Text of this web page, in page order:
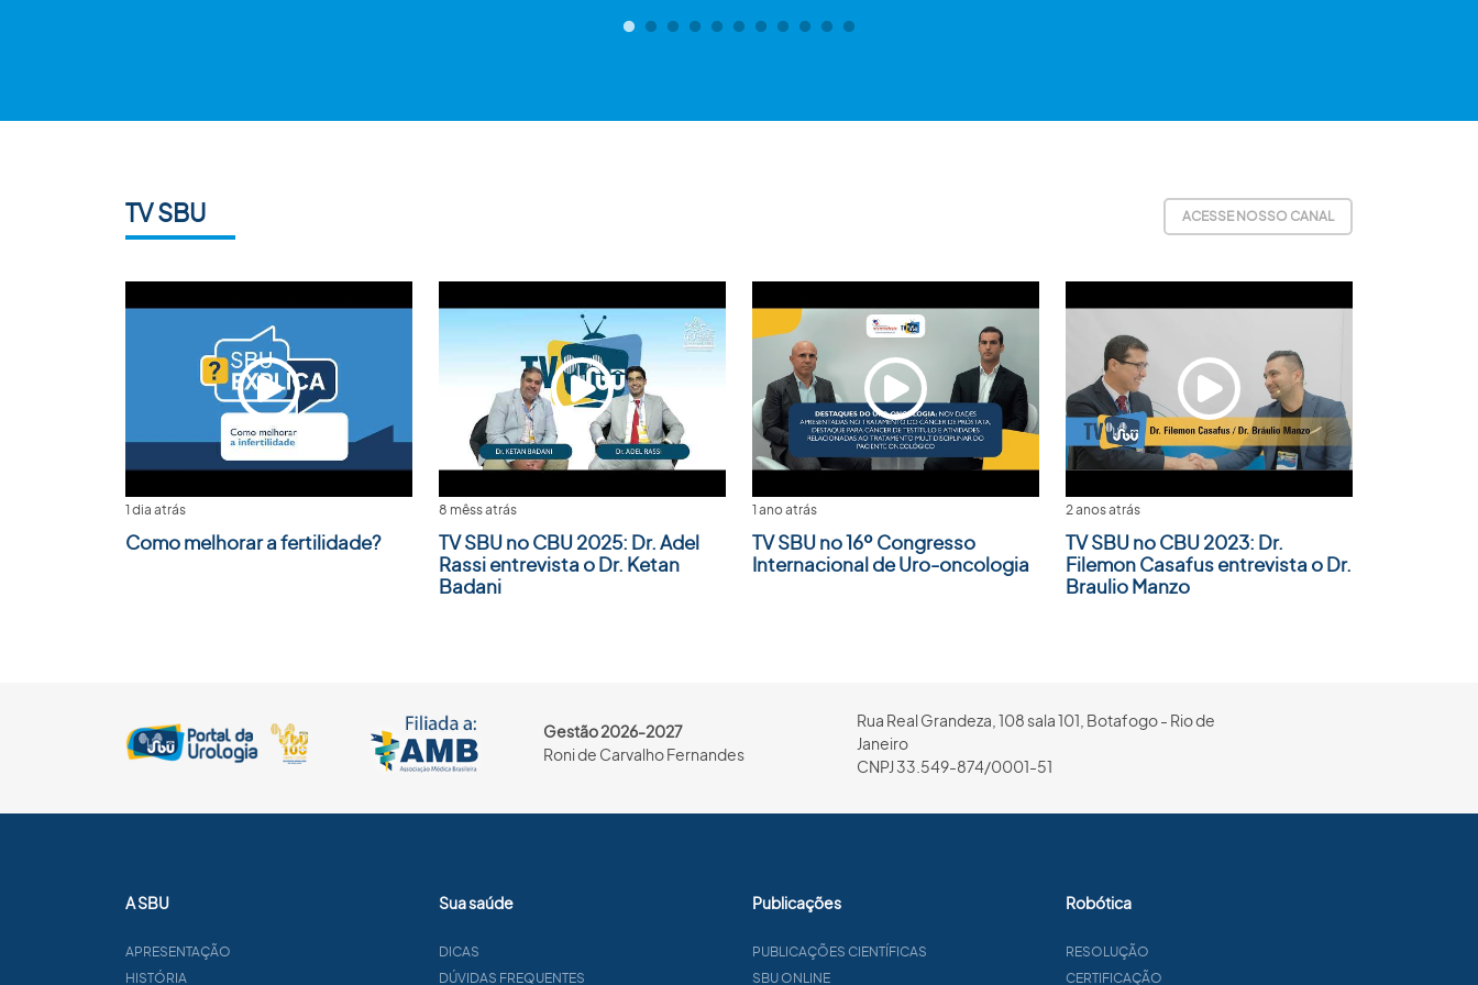
TV SBU ACESSE NOSSO CANAL
1 dia atrás
Como melhorar a fertilidade?
8 mêss atrás
TV SBU no CBU 2025: Dr. Adel
Rassi entrevista o Dr. Ketan
Badani
1 ano atrás
TV SBU no 16º Congresso
Internacional de Uro-oncologia
2 anos atrás
TV SBU no CBU 2023: Dr.
Filemon Casafus entrevista o Dr.
Braulio Manzo
Gestão 2026-2027
Roni de Carvalho Fernandes
Rua Real Grandeza, 108 sala 101, Botafogo - Rio de
Janeiro
CNPJ 33.549-874/0001-51
A SBU
APRESENTAÇÃO
HISTÓRIA
Sua saúde
DICAS
DÚVIDAS FREQUENTES
Publicações
PUBLICAÇÕES CIENTÍFICAS
SBU ONLINE
Robótica
RESOLUÇÃO
CERTIFICAÇÃO